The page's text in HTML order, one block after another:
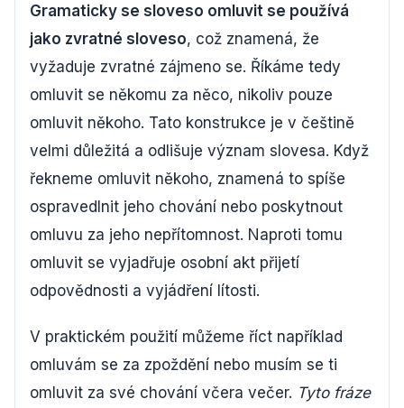
Gramaticky se sloveso omluvit se používá
jako zvratné sloveso, což znamená, že
vyžaduje zvratné zájmeno se. Říkáme tedy
omluvit se někomu za něco, nikoliv pouze
omluvit někoho. Tato konstrukce je v češtině
velmi důležitá a odlišuje význam slovesa. Když
řekneme omluvit někoho, znamená to spíše
ospravedlnit jeho chování nebo poskytnout
omluvu za jeho nepřítomnost. Naproti tomu
omluvit se vyjadřuje osobní akt přijetí
odpovědnosti a vyjádření lítosti.
V praktickém použití můžeme říct například
omluvám se za zpoždění nebo musím se ti
omluvit za své chování včera večer. Tyto fráze